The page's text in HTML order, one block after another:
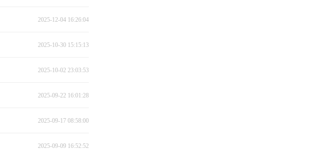
2025-12-04 16:26:04
2025-10-30 15:15:13
2025-10-02 23:03:53
2025-09-22 16:01:28
2025-09-17 08:58:00
2025-09-09 16:52:52